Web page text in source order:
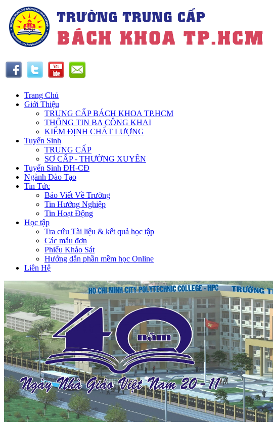
Trang Chủ
Giới Thiệu
TRUNG CẤP BÁCH KHOA TP.HCM
THÔNG TIN BA CÔNG KHAI
KIỂM ĐỊNH CHẤT LƯỢNG
Tuyển Sinh
TRUNG CẤP
SƠ CẤP - THƯỜNG XUYÊN
Tuyển Sinh ĐH-CĐ
Ngành Đào Tạo
Tin Tức
Báo Viết Về Trường
Tin Hướng Nghiệp
Tin Hoạt Động
Học tập
Tra cứu Tài liệu & kết quả học tập
Các mẫu đơn
Phiếu Khảo Sát
Hướng dẫn phần mềm học Online
Liên Hệ